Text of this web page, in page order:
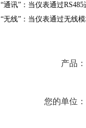
“通讯”：当仪表通过
“无线”：当仪表通过无线
产品：
您的单位：